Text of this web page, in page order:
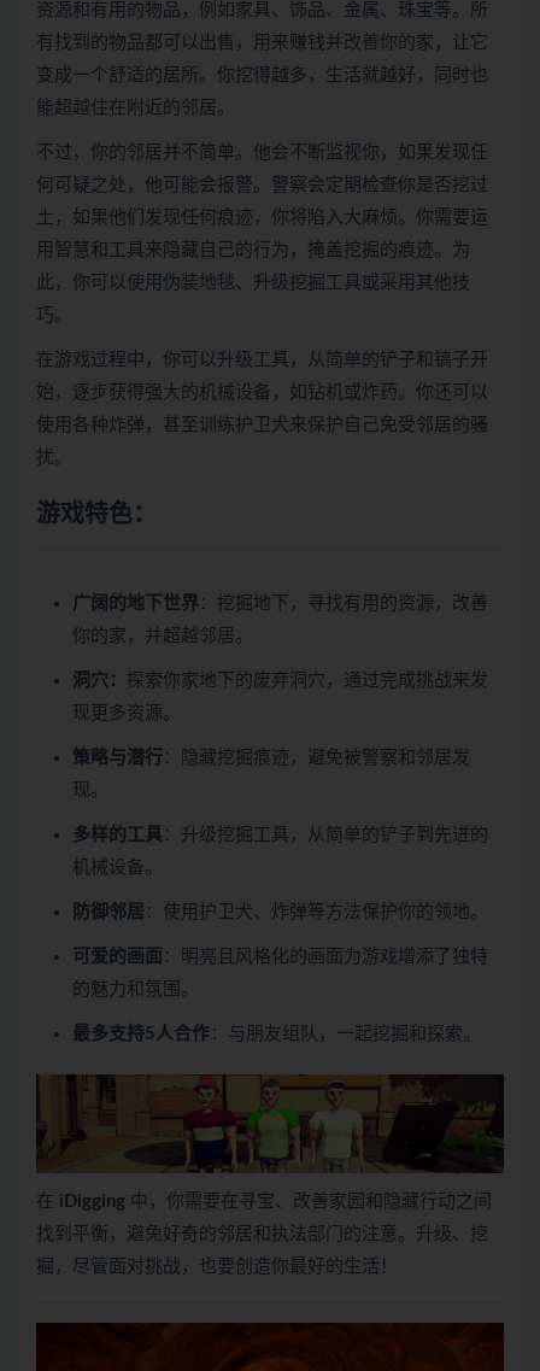
资源和有用的物品，例如家具、饰品、金属、珠宝等。所
有找到的物品都可以出售，用来赚钱并改善你的家，让它
变成一个舒适的居所。你挖得越多，生活就越好，同时也
能超越住在附近的邻居。
不过，你的邻居并不简单。他会不断监视你，如果发现任
何可疑之处，他可能会报警。警察会定期检查你是否挖过
土，如果他们发现任何痕迹，你将陷入大麻烦。你需要运
用智慧和工具来隐藏自己的行为，掩盖挖掘的痕迹。为
此，你可以使用伪装地毯、升级挖掘工具或采用其他技
巧。
在游戏过程中，你可以升级工具，从简单的铲子和镐子开
始，逐步获得强大的机械设备，如钻机或炸药。你还可以
使用各种炸弹，甚至训练护卫犬来保护自己免受邻居的骚
扰。
游戏特色：
广阔的地下世界 ：挖掘地下，寻找有用的资源，改善
你的家，并超越邻居。
洞穴： 探索你家地下的废弃洞穴，通过完成挑战来发
现更多资源。
策略与潜行 ：隐藏挖掘痕迹，避免被警察和邻居发
现。
多样的工具 ：升级挖掘工具，从简单的铲子到先进的
机械设备。
防御邻居 ：使用护卫犬、炸弹等方法保护你的领地。
可爱的画面 ：明亮且风格化的画面为游戏增添了独特
的魅力和氛围。
最多支持5人合作 ：与朋友组队，一起挖掘和探索。
在 iDigging 中，你需要在寻宝、改善家园和隐藏行动之间
找到平衡，避免好奇的邻居和执法部门的注意。升级、挖
掘，尽管面对挑战，也要创造你最好的生活！